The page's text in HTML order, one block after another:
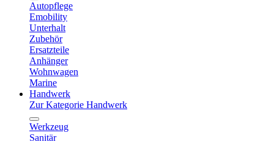
Autopflege
Emobility
Unterhalt
Zubehör
Ersatzteile
Anhänger
Wohnwagen
Marine
Handwerk
Zur Kategorie Handwerk
Werkzeug
Sanitär